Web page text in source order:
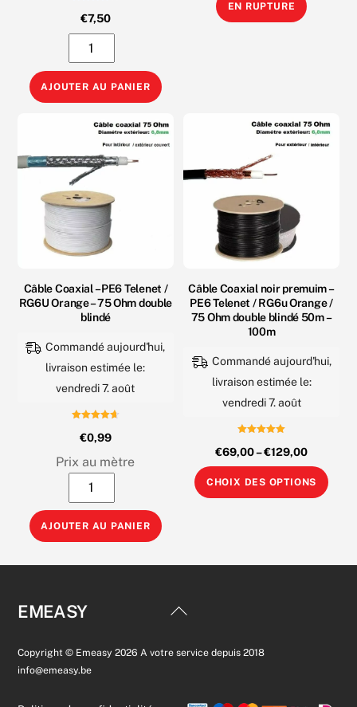
4.00
sur 5
€7,50
quantité
de
Outil
dénudeur
Câbles
UTP
et
Coaxiaux
PE
et
AJOUTER AU PANIER
EN RUPTURE
Câble Coaxial – PE6 Telenet /
RG6U Orange – 75 Ohm double
blindé
Commandé aujourd'hui,
livraison estimée le:
vendredi 7. août
4.67
sur 5
€0,99
Prix au mètre
quantité
de
Câble
Coaxial
–
Telenet
RG6U
Orange
AJOUTER AU PANIER
Câble Coaxial noir premuim –
PE6 Telenet / RG6u Orange /
75 Ohm double blindé 50m –
100m
Commandé aujourd'hui,
livraison estimée le:
vendredi 7. août
5.00
sur 5
€69,00–€129,00
CHOIX DES OPTIONS
Ce
la
Back
Top
EMEASY
Copyright © Emeasy 2026 A votre service depuis 2018
info@emeasy.be